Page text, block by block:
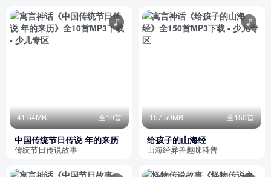
41.64MB 全10首
中国传统节日传说 年的来历
传统节日传说故事
157.50MB 全150首
给孩子的山海经
山海经异兽趣味科普